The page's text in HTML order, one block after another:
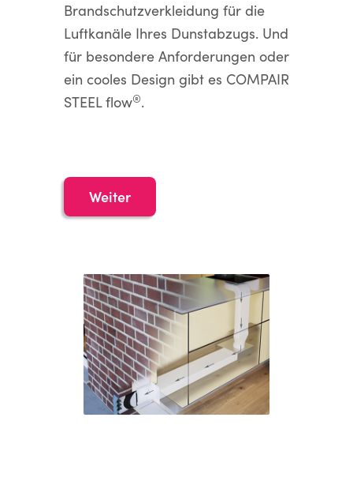
Brandschutzverkleidung für die
Luftkanäle Ihres Dunstabzugs. Und
für besondere Anforderungen oder
ein cooles Design gibt es COMPAIR
STEEL flow®.
Weiter